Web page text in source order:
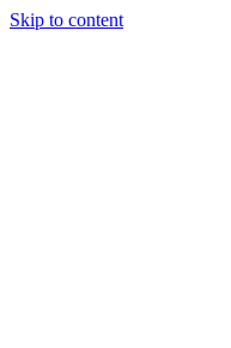
Skip to content